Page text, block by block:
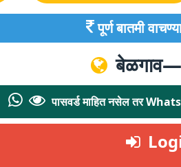
पूर्ण बातमी
पासवर्ड माहित नसेल तर